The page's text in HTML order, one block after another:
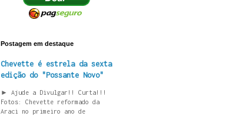
Postagem em destaque
Chevette é estrela da sexta
edição do "Possante Novo"
► Ajude a Divulgar!! Curta!!!
Fotos: Chevette reformado da
Araci no primeiro ano de